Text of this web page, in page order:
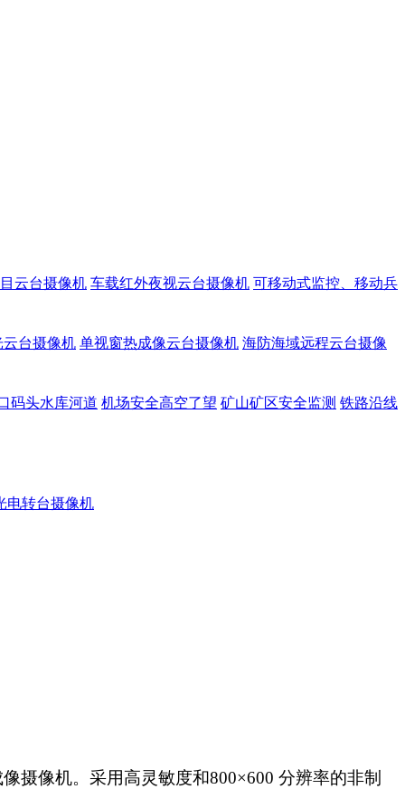
云台摄像机 车载红外夜视云台摄像机 可移动式监控、移动兵
台摄像机 单视窗热成像云台摄像机 海防海域远程云台摄像
码头水库河道 机场安全高空了望 矿山矿区安全监测 铁路沿线
电转台摄像机
摄像机。采用高灵敏度和800×600 分辨率的非制